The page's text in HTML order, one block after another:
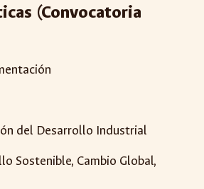
(Convocatoria
del Desarrollo Industrial
Sostenible, Cambio Global,